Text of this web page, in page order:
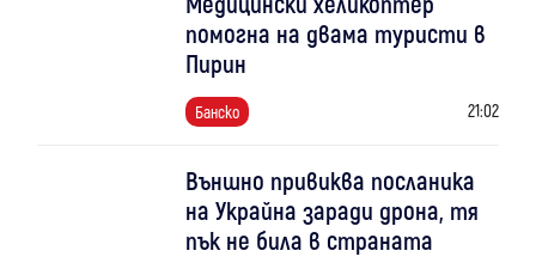
помогна на двама туристи в
Пирин
Банско 21:02
Външно привиква посланика
на Украйна заради дрона, тя
пък не била в страната